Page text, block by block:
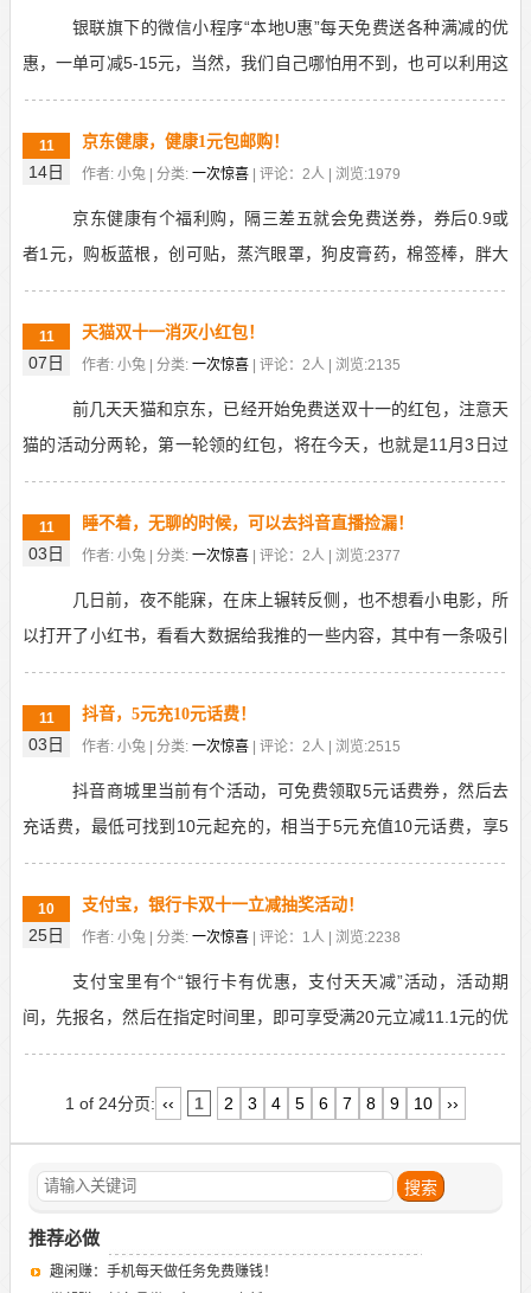
银联旗下的微信小程序“本地U惠”每天免费送各种满减的优
惠，一单可减5-15元，当然，我们自己哪怕用不到，也可以利用这
个变现，主要是要用到云闪付和一些银行APP，...
11
14日
京东健康，健康1元包邮购！
作者: 小兔 | 分类: 一次惊喜 | 评论：2人 | 浏览:1979
京东健康有个福利购，隔三差五就会免费送券，券后0.9或
者1元，购板蓝根，创可贴，蒸汽眼罩，狗皮膏药，棉签棒，胖大
海，黑枸杞，红花油，碘伏等，家中可常备的一些药物...
11
07日
天猫双十一消灭小红包！
作者: 小兔 | 分类: 一次惊喜 | 评论：2人 | 浏览:2135
前几天天猫和京东，已经开始免费送双十一的红包，注意天
猫的活动分两轮，第一轮领的红包，将在今天，也就是11月3日过
期。有要买东西，尽快使用，还不知道买什么的，就来...
11
03日
睡不着，无聊的时候，可以去抖音直播捡漏！
作者: 小兔 | 分类: 一次惊喜 | 评论：2人 | 浏览:2377
几日前，夜不能寐，在床上辗转反侧，也不想看小电影，所
以打开了小红书，看看大数据给我推的一些内容，其中有一条吸引
了我，一个妹子说她最近在抖音看直播，领福袋，免费领...
11
03日
抖音，5元充10元话费！
作者: 小兔 | 分类: 一次惊喜 | 评论：2人 | 浏览:2515
抖音商城里当前有个活动，可免费领取5元话费券，然后去
充话费，最低可找到10元起充的，相当于5元充值10元话费，享5
折优惠，可以说是相当划算了。不知道活动何时结束...
10
25日
支付宝，银行卡双十一立减抽奖活动！
作者: 小兔 | 分类: 一次惊喜 | 评论：1人 | 浏览:2238
支付宝里有个“银行卡有优惠，支付天天减”活动，活动期
间，先报名，然后在指定时间里，即可享受满20元立减11.1元的优
惠，每天一次，各大银行都能参与，还能抽奖，抽...
1 of 24分页: ‹‹ 1 2 3 4 5 6 7 8 9 10 ››
推荐必做
趣闲赚：手机每天做任务免费赚钱！